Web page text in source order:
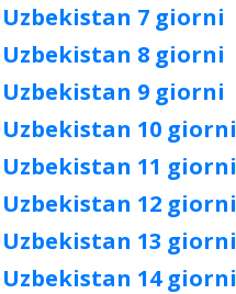
7 giorni
8 giorni
9 giorni
10 giorni
11 giorni
12 giorni
13 giorni
14 giorni